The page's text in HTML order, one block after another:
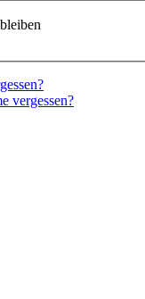
vergessen?